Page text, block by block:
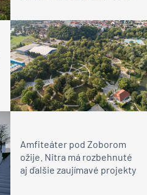
Amfiteáter pod Zoborom
ožije. Nitra má rozbehnuté
aj ďalšie zaujímavé projekty